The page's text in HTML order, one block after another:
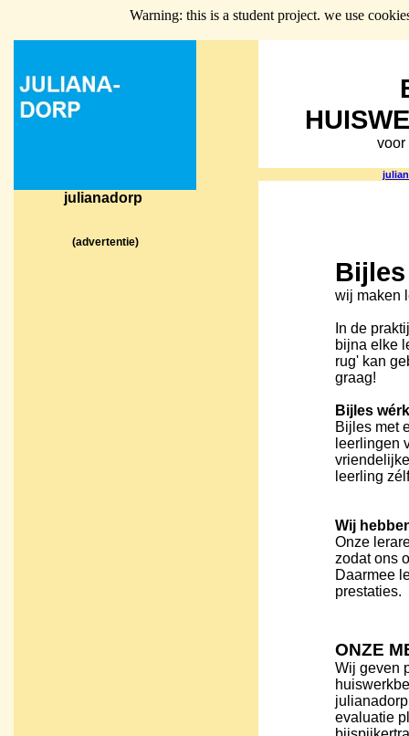
Warning: this is a student project. we use
julianadorp
(advertentie)
voor
wij maken
In de
bijna elke
rug' kan
graag!
Bijles
Bijles met
leerlingen
leerling
Wij
Onze
zodat ons
Daarmee
prestaties.
ONZE
Wij geven
evaluatie